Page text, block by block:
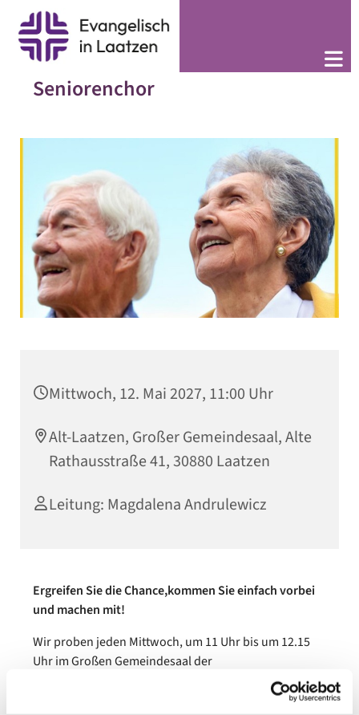
Seniorenchor
Mittwoch, 12. Mai 2027, 11:00 Uhr
Alt-Laatzen, Großer Gemeindesaal, Alte
Rathausstraße 41, 30880 Laatzen
Leitung: Magdalena Andrulewicz
Ergreifen Sie die Chance,kommen Sie einfach vorbei
und machen mit!
Wir proben jeden Mittwoch, um 11 Uhr bis um 12.15
Uhr im Großen Gemeindesaal der
Immanuelkirche (Alte Rathhausstraße 41, 30880